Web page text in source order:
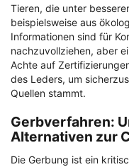
Tieren, die unter
beispielsweise aus
Informationen sind für
nachzuvollziehen, aber
Achte auf
des Leders, um
Quellen stammt.
Gerbverfahren:
Alternativen zur
Die Gerbung ist ein